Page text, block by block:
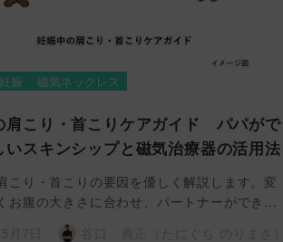
妊娠 磁気ネックレス
肩こり・首こりケアガイド パパがで
いスキンシップと磁気治療器の活用法
こり・首こりの要因を優しく解説します。変
お腹の大きさに合わせ、パートナーができ…